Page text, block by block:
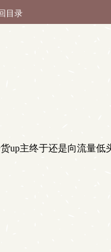
目录
主终于还是向流量低